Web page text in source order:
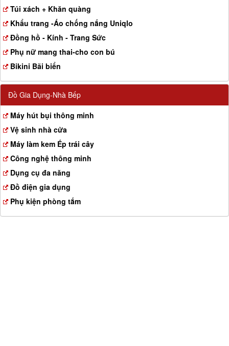
Túi xách + Khăn quàng
Khẩu trang -Áo chống nắng Uniqlo
Đồng hồ - Kính - Trang Sức
Phụ nữ mang thai-cho con bú
Bikini Bãi biển
Đồ Gia Dụng-Nhà Bếp
Máy hút bụi thông minh
Vệ sinh nhà cửa
Máy làm kem Ép trái cây
Công nghệ thông minh
Dụng cụ đa năng
Đồ điện gia dụng
Phụ kiện phòng tắm